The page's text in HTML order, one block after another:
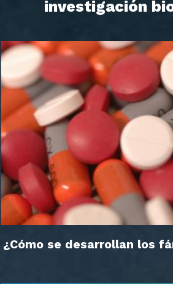
investigación
¿Cómo se desarrollan los